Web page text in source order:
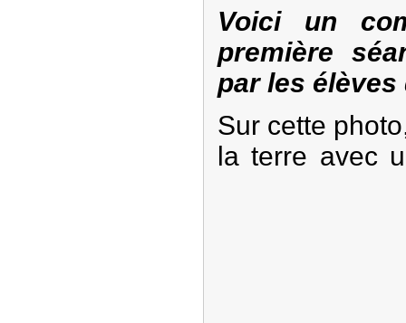
Voici un
première
par les élèves
Sur cette
la terre avec